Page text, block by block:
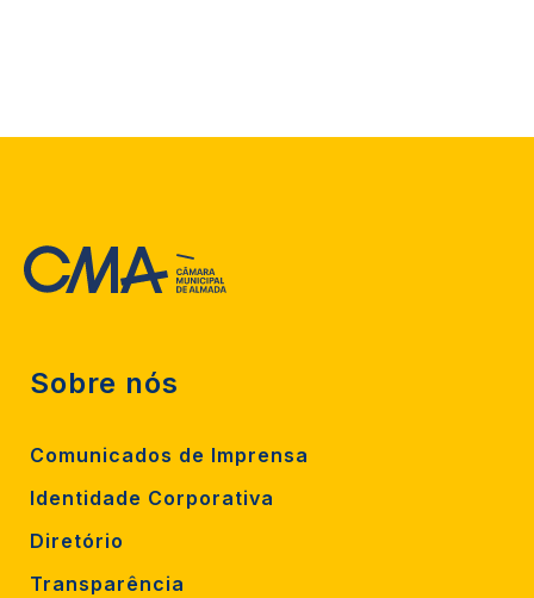
Sobre nós
Comunicados de Imprensa
Identidade Corporativa
Diretório
Transparência